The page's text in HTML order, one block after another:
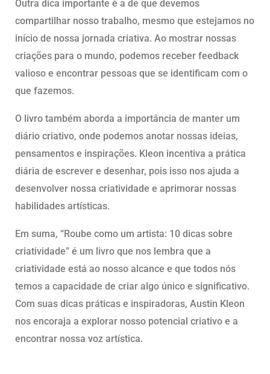
Outra dica importante é a de que devemos
compartilhar nosso trabalho, mesmo que estejamos no
início de nossa jornada criativa. Ao mostrar nossas
criações para o mundo, podemos receber feedback
valioso e encontrar pessoas que se identificam com o
que fazemos.
O livro também aborda a importância de manter um
diário criativo, onde podemos anotar nossas ideias,
pensamentos e inspirações. Kleon incentiva a prática
diária de escrever e desenhar, pois isso nos ajuda a
desenvolver nossa criatividade e aprimorar nossas
habilidades artísticas.
Em suma, “Roube como um artista: 10 dicas sobre
criatividade” é um livro que nos lembra que a
criatividade está ao nosso alcance e que todos nós
temos a capacidade de criar algo único e significativo.
Com suas dicas práticas e inspiradoras, Austin Kleon
nos encoraja a explorar nosso potencial criativo e a
encontrar nossa voz artística.